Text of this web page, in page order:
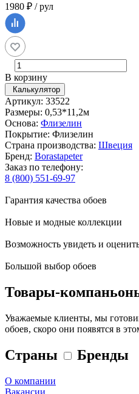
1980 ₽ / рул
В корзину
Калькулятор
Артикул: 33522
Размеры: 0,53*11,2м
Основа: Флизелин
Покрытие: Флизелин
Страна производства: Швеция
Бренд: Borastapeter
Заказ по телефону:
8 (800) 551-69-97
Гарантия качества обоев
Новые и модные коллекции
Возможность увидеть и
Большой выбор обоев
Товары-
Уважаемые клиенты, мы
обоев, скоро они появятся в
Страны Бренды
О компании
Вакансии